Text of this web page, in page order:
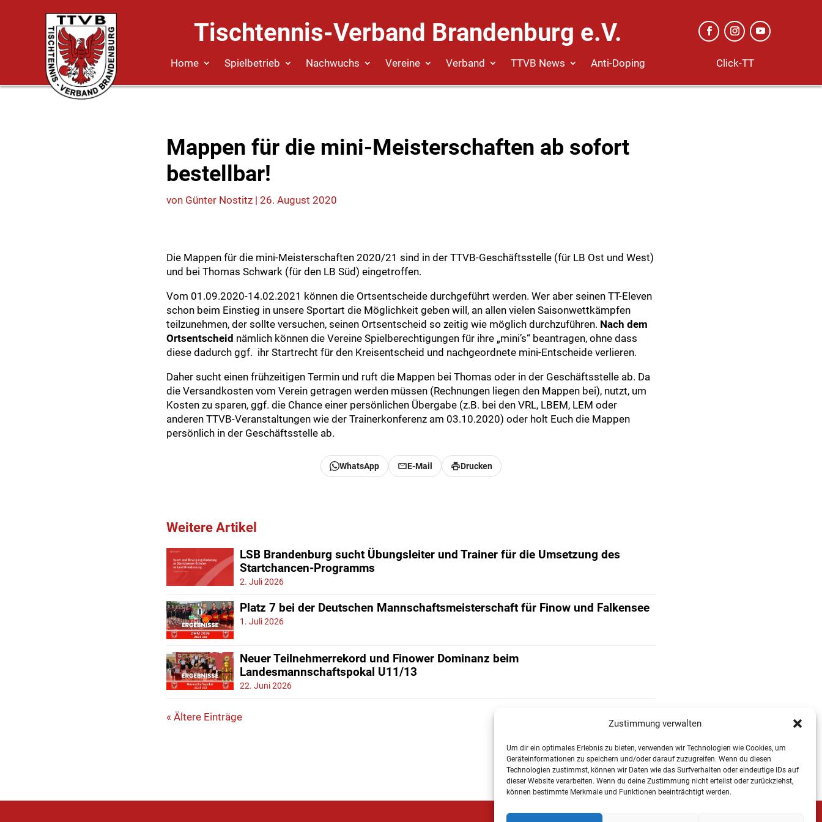
Zustimmung verwalten
Um dir ein optimales Erlebnis zu bieten, verwenden wir Technologien wie Cookies, um
Geräteinformationen zu speichern und/oder darauf zuzugreifen. Wenn du diesen
Technologien zustimmst, können wir Daten wie das Surfverhalten oder eindeutige IDs auf
dieser Website verarbeiten. Wenn du deine Zustimmung nicht erteilst oder zurückziehst,
können bestimmte Merkmale und Funktionen beeinträchtigt werden.
Tischtennis-Verband Brandenburg e.V.
Home Spielbetrieb Nachwuchs Vereine Verband TTVB News Anti-Doping Click-TT
Mappen für die mini-Meisterschaften ab sofort
bestellbar!
von Günter Nostitz | 26. August 2020
Die Mappen für die mini-Meisterschaften 2020/21 sind in der TTVB-Geschäftsstelle (für LB Ost und West)
und bei Thomas Schwark (für den LB Süd) eingetroffen.
Vom 01.09.2020-14.02.2021 können die Ortsentscheide durchgeführt werden. Wer aber seinen TT-Eleven
schon beim Einstieg in unsere Sportart die Möglichkeit geben will, an allen vielen Saisonwettkämpfen
teilzunehmen, der sollte versuchen, seinen Ortsentscheid so zeitig wie möglich durchzuführen. Nach dem
Ortsentscheid nämlich können die Vereine Spielberechtigungen für ihre „mini’s“ beantragen, ohne dass
diese dadurch ggf. ihr Startrecht für den Kreisentscheid und nachgeordnete mini-Entscheide verlieren.
Daher sucht einen frühzeitigen Termin und ruft die Mappen bei Thomas oder in der Geschäftsstelle ab. Da
die Versandkosten vom Verein getragen werden müssen (Rechnungen liegen den Mappen bei), nutzt, um
Kosten zu sparen, ggf. die Chance einer persönlichen Übergabe (z.B. bei den VRL, LBEM, LEM oder
anderen TTVB-Veranstaltungen wie der Trainerkonferenz am 03.10.2020) oder holt Euch die Mappen
persönlich in der Geschäftsstelle ab.
WhatsApp E-Mail Drucken
Weitere Artikel
LSB Brandenburg sucht Übungsleiter und Trainer für die Umsetzung des
Startchancen-Programms
2. Juli 2026
Platz 7 bei der Deutschen Mannschaftsmeisterschaft für Finow und Falkensee
1. Juli 2026
Neuer Teilnehmerrekord und Finower Dominanz beim
Landesmannschaftspokal U11/13
22. Juni 2026
« Ältere Einträge